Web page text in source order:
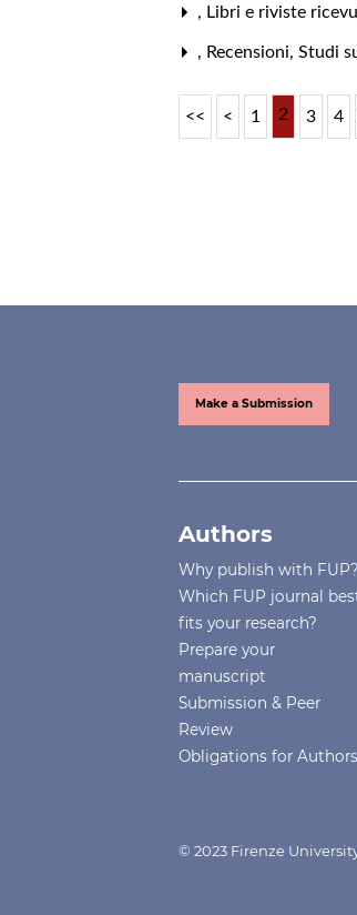
, Libri e riviste
, Recensioni,Studi
<< < 1 2 3 4
Make a Submission
Authors
Why publish with FUP?
Which FUP journal
fits your research?
Prepare your
manuscript
Submission & Peer
Review
Obligations for Authors
© 2023 Firenze